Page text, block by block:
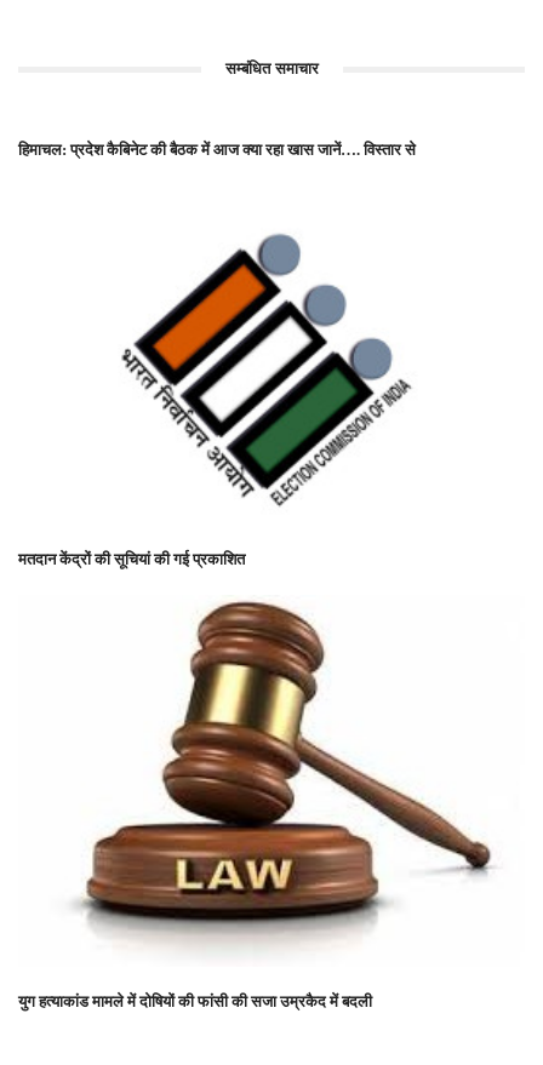
सम्बंधित समाचार
हिमाचल: प्रदेश कैबिनेट की बैठक में आज क्या रहा खास जानें…. विस्तार से
मतदान केंद्रों की सूचियां की गई प्रकाशित
युग हत्याकांड मामले में दोषियों की फांसी की सजा उम्रकैद में बदली